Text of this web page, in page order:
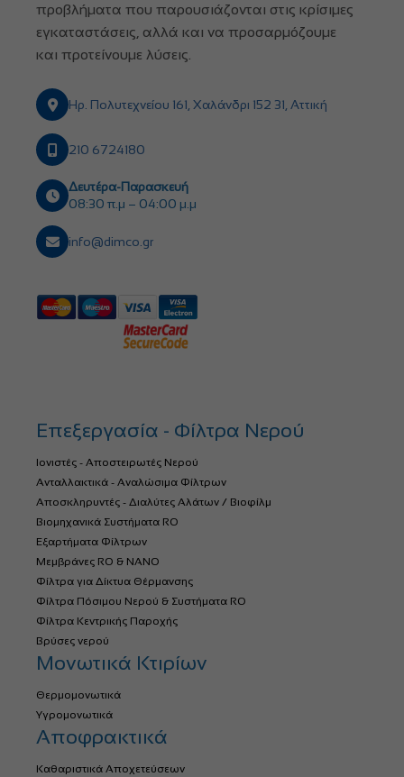
προβλήματα που παρουσιάζονται στις κρίσιμες
εγκαταστάσεις, αλλά και να προσαρμόζουμε
και προτείνουμε λύσεις.
Ηρ. Πολυτεχνείου 161, Χαλάνδρι 152 31, Αττική
210 6724180
Δευτέρα-Παρασκευή
08:30 π.μ – 04:00 μ.μ
info@dimco.gr
Επεξεργασία - Φίλτρα Νερού
Ιονιστές - Αποστειρωτές Νερού
Ανταλλακτικά - Αναλώσιμα Φίλτρων
Αποσκληρυντές - Διαλύτες Αλάτων / Βιοφίλμ
Βιομηχανικά Συστήματα RO
Εξαρτήματα Φίλτρων
Μεμβράνες RO & NANO
Φίλτρα για Δίκτυα Θέρμανσης
Φίλτρα Πόσιμου Νερού & Συστήματα RO
Φίλτρα Κεντρικής Παροχής
Βρύσες νερού
Μονωτικά Κτιρίων
Θερμομονωτικά
Υγρομονωτικά
Αποφρακτικά
Καθαριστικά Αποχετεύσεων